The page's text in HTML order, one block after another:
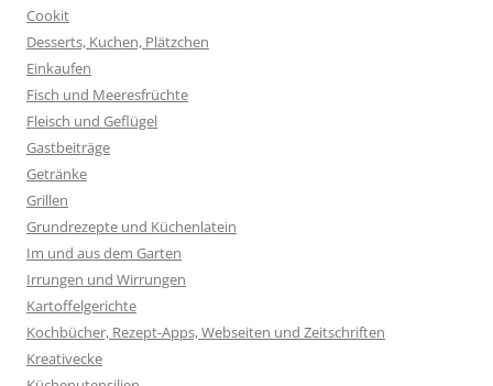
Cookit
Desserts, Kuchen, Plätzchen
Einkaufen
Fisch und Meeresfrüchte
Fleisch und Geflügel
Gastbeiträge
Getränke
Grillen
Grundrezepte und Küchenlatein
Im und aus dem Garten
Irrungen und Wirrungen
Kartoffelgerichte
Kochbücher, Rezept-Apps, Webseiten und Zeitschriften
Kreativecke